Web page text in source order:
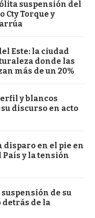
suspensión del
Cty Torque y
Este: la ciudad
donde las
más de un 20%
y blancos
discurso en acto
disparo en el pie en
y la tensión
de su
de la